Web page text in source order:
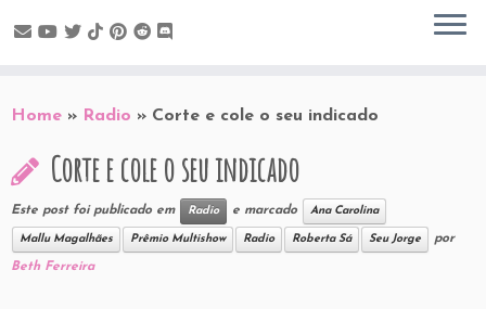
toHome » Radio » Corte e cole o seu indicado
Corte e cole o seu indicado
Este post foi publicado em Radio e marcado Ana Carolina
Mallu Magalhães Prêmio Multishow Radio Roberta Sá Seu Jorge por
Beth Ferreira